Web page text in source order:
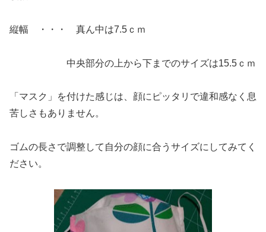
縦幅 ・・・ 真ん中は7.5ｃｍ
中央部分の上から下までのサイズは15.5ｃｍ
「マスク」を付けた感じは、顔にピッタリで違和感なく息
苦しさもありません。
ゴムの長さで調整して自分の顔に合うサイズにしてみてく
ださい。